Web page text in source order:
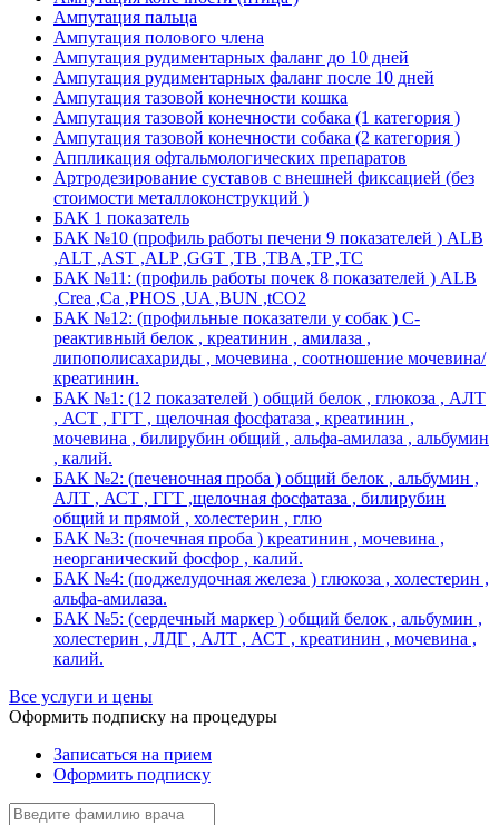
Ампутация пальца
Ампутация полового члена
Ампутация рудиментарных фаланг до 10 дней
Ампутация рудиментарных фаланг после 10 дней
Ампутация тазовой конечности кошка
Ампутация тазовой конечности собака (1 категория )
Ампутация тазовой конечности собака (2 категория )
Аппликация офтальмологических препаратов
Артродезирование суставов с внешней фиксацией (без
стоимости металлоконструкций )
БАК 1 показатель
БАК №10 (профиль работы печени 9 показателей ) ALB
,ALT ,AST ,ALP ,GGT ,TB ,TBA ,TP ,TC
БАК №11: (профиль работы почек 8 показателей ) ALB
,Crea ,Ca ,PHOS ,UA ,BUN ,tCO2
БАК №12: (профильные показатели у собак ) С-
реактивный белок , креатинин , амилаза ,
липополисахариды , мочевина , соотношение мочевина/
креатинин.
БАК №1: (12 показателей ) общий белок , глюкоза , АЛТ
, АСТ , ГГТ , щелочная фосфатаза , креатинин ,
мочевина , билирубин общий , альфа-амилаза , альбумин
, калий.
БАК №2: (печеночная проба ) общий белок , альбумин ,
АЛТ , АСТ , ГГТ ,щелочная фосфатаза , билирубин
общий и прямой , холестерин , глю
БАК №3: (почечная проба ) креатинин , мочевина ,
неорганический фосфор , калий.
БАК №4: (поджелудочная железа ) глюкоза , холестерин ,
альфа-амилаза.
БАК №5: (сердечный маркер ) общий белок , альбумин ,
холестерин , ЛДГ , АЛТ , АСТ , креатинин , мочевина ,
калий.
Все услуги и цены
Оформить подписку на процедуры
Записаться на прием
Оформить подписку